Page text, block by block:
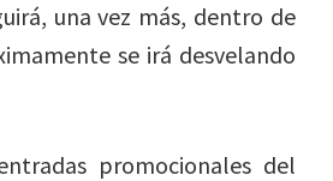
una vez más, dentro de
se irá desvelando
promocionales del